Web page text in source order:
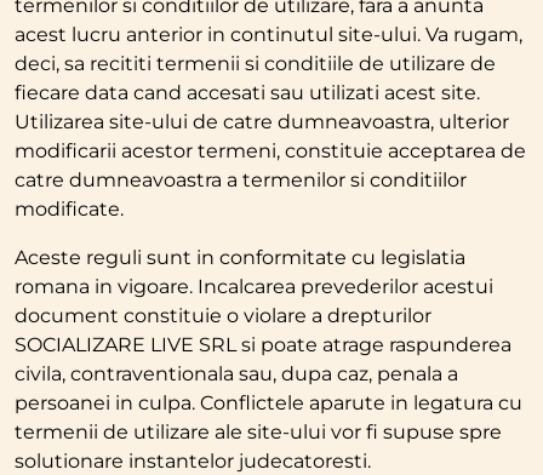
termenilor si conditiilor de utilizare, fara a anunta
acest lucru anterior in continutul site-ului. Va rugam,
deci, sa recititi termenii si conditiile de utilizare de
fiecare data cand accesati sau utilizati acest site.
Utilizarea site-ului de catre dumneavoastra, ulterior
modificarii acestor termeni, constituie acceptarea de
catre dumneavoastra a termenilor si conditiilor
modificate.
Aceste reguli sunt in conformitate cu legislatia
romana in vigoare. Incalcarea prevederilor acestui
document constituie o violare a drepturilor
SOCIALIZARE LIVE SRL si poate atrage raspunderea
civila, contraventionala sau, dupa caz, penala a
persoanei in culpa. Conflictele aparute in legatura cu
termenii de utilizare ale site-ului vor fi supuse spre
solutionare instantelor judecatoresti.